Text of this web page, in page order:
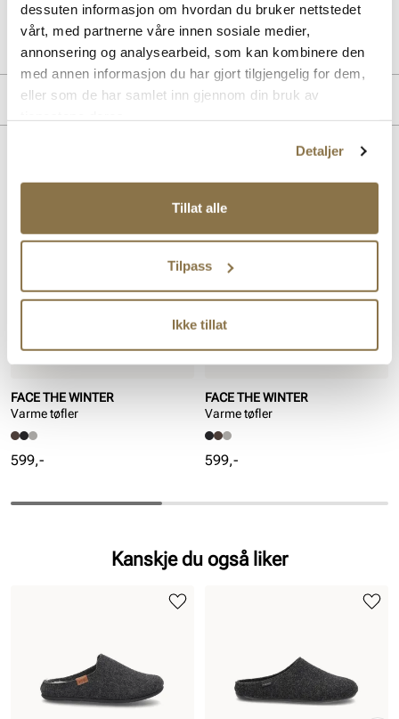
dessuten informasjon om hvordan du bruker nettstedet
vårt, med partnerne våre innen sosiale medier,
annonsering og analysearbeid, som kan kombinere den
med annen informasjon du har gjort tilgjengelig for dem,
eller som de har samlet inn gjennom din bruk av
Detaljer
Tillat alle
Tilpass
Ikke tillat
Art. nr
Lev. art. nr
22H4471
Produktdetaljer
Innersåle:Ull
FACE THE WINTER
Varme tøfler
Pris
599,-
FACE THE WINTER
Varme tøfler
Pris
599,-
Kanskje du også liker